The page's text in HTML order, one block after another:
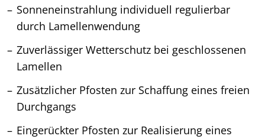
Sonneneinstrahlung individuell regulierbar
durch Lamellenwendung
Zuverlässiger Wetterschutz bei geschlossenen
Lamellen
Zusätzlicher Pfosten zur Schaffung eines freien
Durchgangs
Eingerückter Pfosten zur Realisierung eines